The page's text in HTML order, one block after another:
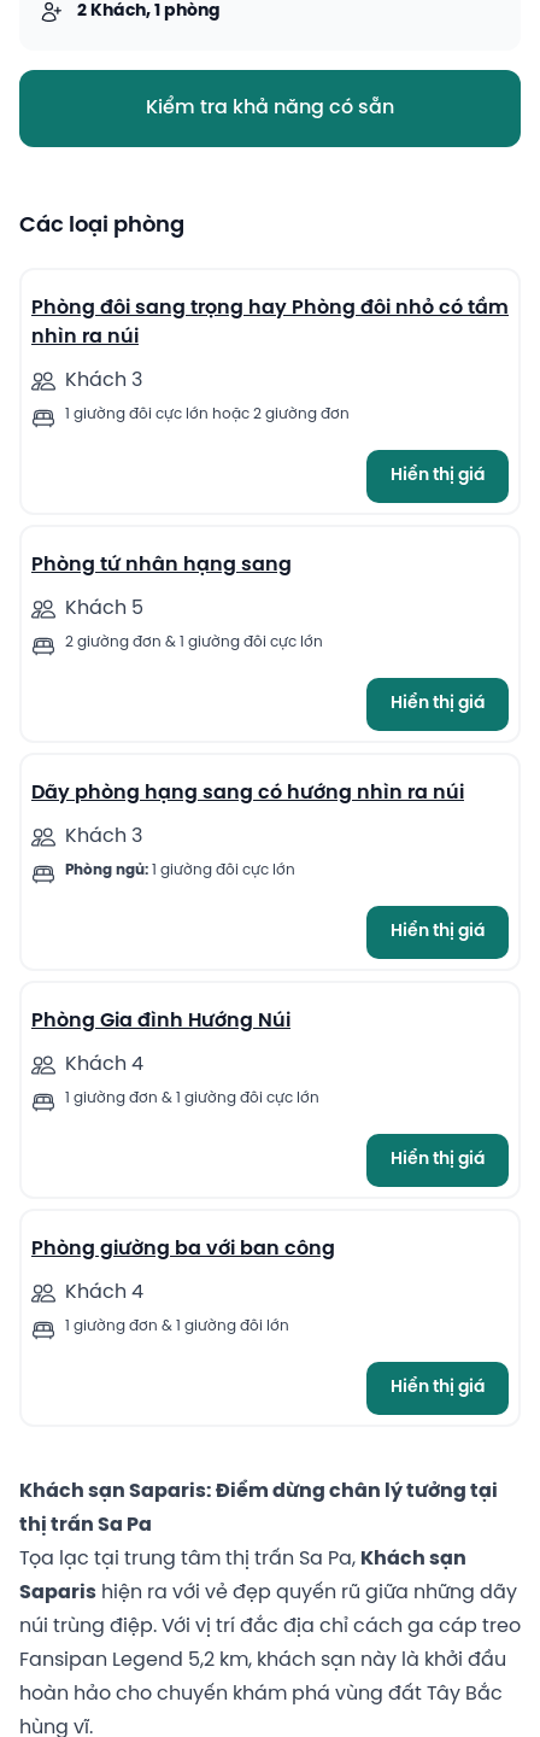
2 Khách, 1 phòng
Kiểm tra khả năng có sẵn
Các loại phòng
Phòng đôi sang trọng hay Phòng đôi nhỏ có tầm
nhìn ra núi
Khách 3
1 giường đôi cực lớn hoặc 2 giường đơn
Hiển thị giá
8
Phòng tứ nhân hạng sang
Khách 5
2 giường đơn & 1 giường đôi cực lớn
Hiển thị giá
9
Dãy phòng hạng sang có hướng nhìn ra núi
Khách 3
Phòng ngủ: 1 giường đôi cực lớn
Hiển thị giá
10
Phòng Gia đình Hướng Núi
Khách 4
1 giường đơn & 1 giường đôi cực lớn
Hiển thị giá
5
Phòng giường ba với ban công
Khách 4
1 giường đơn & 1 giường đôi lớn
Hiển thị giá
Khách sạn Saparis: Điểm dừng chân lý tưởng tại
thị trấn Sa Pa
Tọa lạc tại trung tâm thị trấn Sa Pa, Khách sạn
Saparis hiện ra với vẻ đẹp quyến rũ giữa những dãy
núi trùng điệp. Với vị trí đắc địa chỉ cách ga cáp treo
Fansipan Legend 5,2 km, khách sạn này là khởi đầu
hoàn hảo cho chuyến khám phá vùng đất Tây Bắc
hùng vĩ.